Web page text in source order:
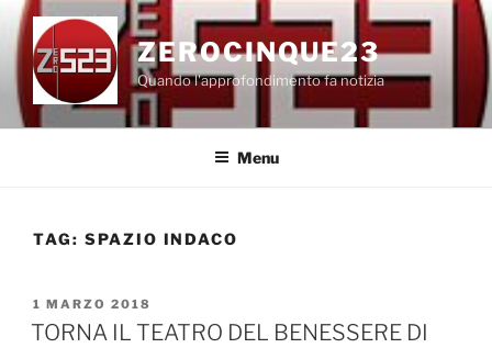
Salta
contenuto
ZEROCINQUE23
Quando l'approfondimento fa notizia
Menu
TAG: SPAZIO INDACO
PUBBLICATO
IL
1 MARZO 2018
TORNA IL TEATRO DEL BENESSERE DI